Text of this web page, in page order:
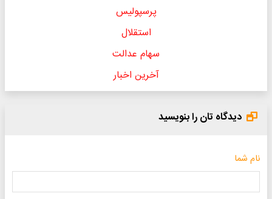
پرسپولیس
استقلال
سهام عدالت
آخرین اخبار
دیدگاه تان را بنویسید
نام شما